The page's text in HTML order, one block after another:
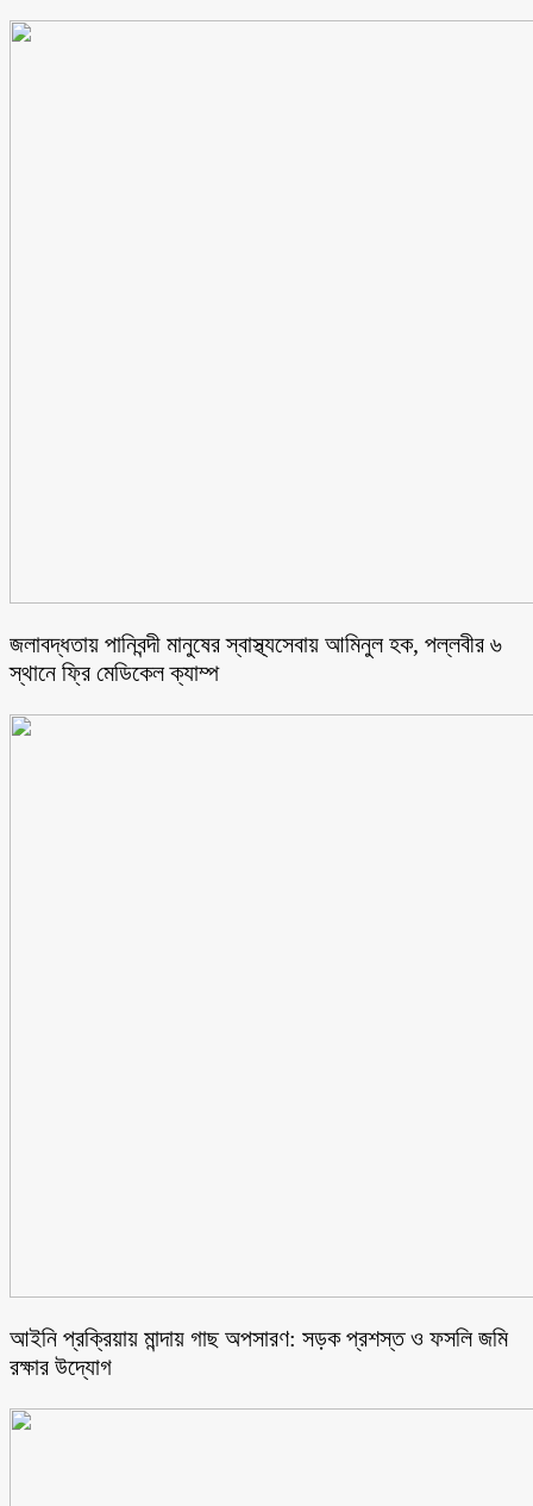
জলাবদ্ধতায় পানিবন্দী মানুষের স্বাস্থ্যসেবায় আমিনুল হক, পল্লবীর ৬
স্থানে ফ্রি মেডিকেল ক্যাম্প
আইনি প্রক্রিয়ায় মান্দায় গাছ অপসারণ: সড়ক প্রশস্ত ও ফসলি জমি
রক্ষার উদ্যোগ